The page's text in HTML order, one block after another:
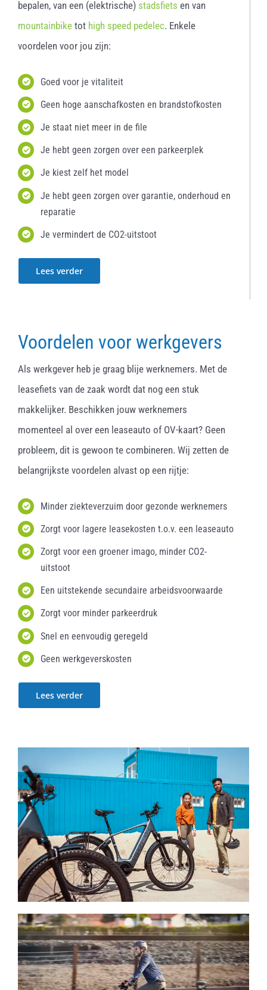
bepalen, van een (elektrische) stadsfiets en van
mountainbiketot high speed pedelec. Enkele
voordelen voor jou zijn:
Goed voor je vitaliteit
Geen hoge aanschafkosten en brandstofkosten
Je staat niet meer in de file
Je hebt geen zorgen over een parkeerplek
Je kiest zelf het model
Je hebt geen zorgen over garantie, onderhoud en
reparatie
Je vermindert de CO2-uitstoot
Lees verder
Voordelen voor werkgevers
Als werkgever heb je graag blije werknemers. Met de
leasefiets van de zaak wordt dat nog een stuk
makkelijker. Beschikken jouw werknemers
momenteel al over een leaseauto of OV-kaart? Geen
probleem, dit is gewoon te combineren. Wij zetten de
belangrijkste voordelen alvast op een rijtje:
Minder ziekteverzuim door gezonde werknemers
Zorgt voor lagere leasekosten t.o.v. een leaseauto
Zorgt voor een groener imago, minder CO2-
uitstoot
Een uitstekende secundaire arbeidsvoorwaarde
Zorgt voor minder parkeerdruk
Snel en eenvoudig geregeld
Geen werkgeverskosten
Lees verder